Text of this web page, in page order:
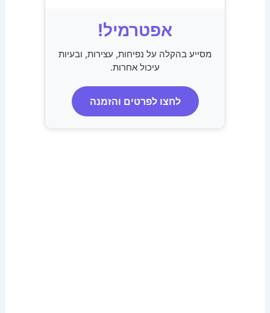
אפטרמיל!
מסייע בהקלה על נפיחות, עצירות, ובעיות
עיכול אחרות.
לחצו לפרטים והזמנה